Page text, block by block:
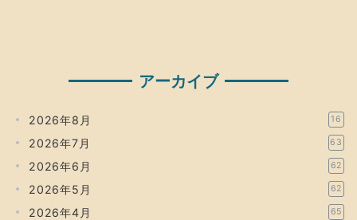
アーカイブ
2026年8月 16
2026年7月 63
2026年6月 62
2026年5月 62
2026年4月 65